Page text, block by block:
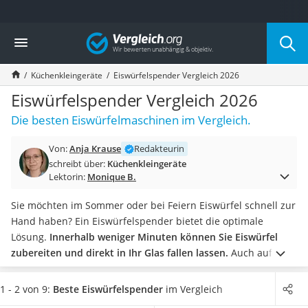
Die beliebtesten Vergleiche nach Kategorie
Haushalt
Wassersprudler
Zentralstaubsauger
Brotbackautomat
Wischroboter
Wäschespinne
Spülmaschinentabs
Akku-Staubsauger
AEG-Waschmaschine
Saug-Wisch-Roboter
Handstaubsauger
Milchaufschäumer
Kondenstrockner
Reiskocher
Vergleich
Küchenkleingeräte Eiswürfelspender Vergleich 2026
Eiswürfelspender Vergleich 2026
Die besten Eiswürfelmaschinen im Vergleich.
Von:Anja Krause
Redakteurin
schreibt über: Küchenkleingeräte
Lektorin: Monique B.
Sie möchten im Sommer oder bei Feiern Eiswürfel schnell zur
Hand haben? Ein Eiswürfelspender bietet die optimale
Lösung. Innerhalb weniger Minuten können Sie Eiswürfel
zubereiten und direkt in Ihr Glas fallen lassen. Auch auf
Vorrat kann dieEiswürfelmaschinedie Würfel produzieren
und laut gängigen Online-Tests in einem dafür vorgesehenen
1 - 2 von 9: Beste Eiswürfelspender im Vergleich